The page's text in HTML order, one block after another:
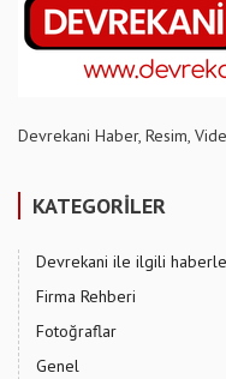
Devrekani Haber, Resim,
KATEGORİLER
Devrekani ile ilgili
Firma Rehberi
Fotoğraflar
Genel